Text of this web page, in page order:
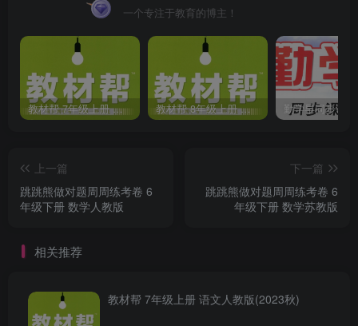
一个专注于教育的博主！
教材帮 7年级上册 语文人教版(2023秋) 教材帮 8年级上册 语文人教版(2023秋)
上一篇
跳跳熊做对题周周练考卷 6
年级下册 数学人教版
下一篇
跳跳熊做对题周周练考卷 6
年级下册 数学苏教版
相关推荐
教材帮 7年级上册 语文人教版(2023秋)